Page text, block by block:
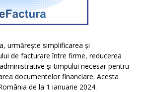
urmărește simplificarea și
de facturare între firme, reducerea
și timpului necesar pentru
documentelor financiare. Acesta
de la 1 ianuarie 2024.